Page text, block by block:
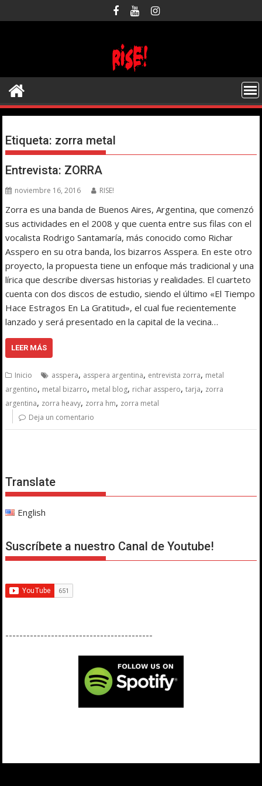
al
Etiqueta: zorra metal
Entrevista: ZORRA
noviembre 16, 2016 RISE!
Zorra es una banda de Buenos Aires, Argentina, que comenzó
sus actividades en el 2008 y que cuenta entre sus filas con el
vocalista Rodrigo Santamaría, más conocido como Richar
Asspero en su otra banda, los bizarros Asspera. En este otro
proyecto, la propuesta tiene un enfoque más tradicional y una
lírica que describe diversas historias y realidades. El cuarteto
cuenta con dos discos de estudio, siendo el último «El Tiempo
Hace Estragos En La Gratitud», el cual fue recientemente
lanzado y será presentado en la capital de la vecina…
LEER MÁS
Inicio asspera, asspera argentina, entrevista zorra, metal
argentino, metal bizarro, metal blog, richar asspero,tarja, zorra
argentina, zorra heavy, zorra hm, zorra metal
Deja un comentario
Translate
English
Suscríbete a nuestro Canal de Youtube!
------------------------------------------